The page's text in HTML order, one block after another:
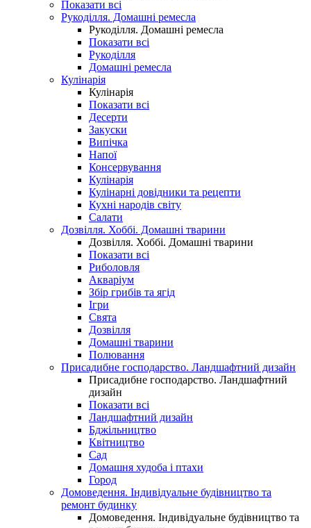
Показати всі
Рукоділля. Домашні ремесла
Рукоділля. Домашні ремесла
Показати всі
Рукоділля
Домашні ремесла
Кулінарія
Кулінарія
Показати всі
Десерти
Закуски
Випічка
Напої
Консервування
Кулінарія
Кулінарні довідники та рецепти
Кухні народів світу
Салати
Дозвілля. Хоббі. Домашні тварини
Дозвілля. Хоббі. Домашні тварини
Показати всі
Риболовля
Акваріум
Збір грибів та ягід
Ігри
Свята
Дозвілля
Домашні тварини
Полювання
Присадибне господарство. Ландшафтний дизайн
Присадибне господарство. Ландшафтний
дизайн
Показати всі
Ландшафтний дизайн
Бджільництво
Квітництво
Сад
Домашня худоба і птахи
Город
Домоведення. Індивідуальне будівництво та
ремонт будинку
Домоведення. Індивідуальне будівництво та